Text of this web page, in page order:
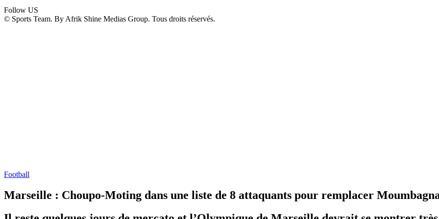
Follow US
© Sports Team. By Afrik Shine Medias Group. Tous droits réservés.
Football
Marseille : Choupo-Moting dans une liste de 8 attaquants pour remplacer